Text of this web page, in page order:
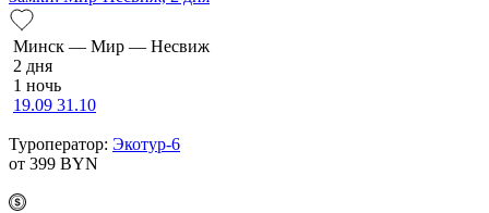
Минск — Мир — Несвиж
2 дня
1 ночь
19.09 31.10
Туроператор: Экотур-6
от 399 BYN